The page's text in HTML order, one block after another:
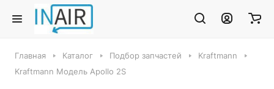
Главная Каталог Подбор запчастей
Kraftmann
Kraftmann Модель Apollo 2S